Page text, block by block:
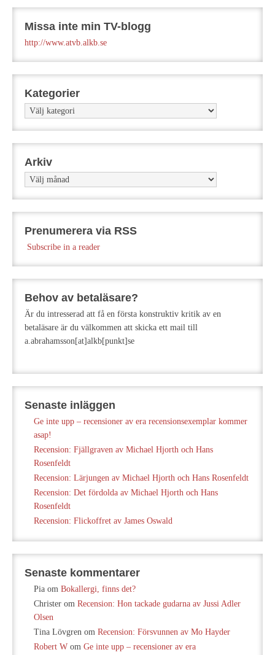
Missa inte min TV-blogg
http://www.atvb.alkb.se
Kategorier
Kategorier
Arkiv
Arkiv
Prenumerera via RSS
Subscribe in a reader
Behov av betaläsare?
Är du intresserad att få en första konstruktiv kritik av en
betaläsare är du välkommen att skicka ett mail till
a.abrahamsson[at]alkb[punkt]se
Senaste inläggen
Ge inte upp – recensioner av era recensionsexemplar kommer
asap!
Recension: Fjällgraven av Michael Hjorth och Hans
Rosenfeldt
Recension: Lärjungen av Michael Hjorth och Hans Rosenfeldt
Recension: Det fördolda av Michael Hjorth och Hans
Rosenfeldt
Recension: Flickoffret av James Oswald
Senaste kommentarer
Pia om Bokallergi, finns det?
Christer om Recension: Hon tackade gudarna av Jussi Adler
Olsen
Tina Lövgren om Recension: Försvunnen av Mo Hayder
Robert W om Ge inte upp – recensioner av era